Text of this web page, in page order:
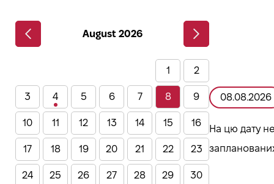
August 2026
1 2
3 4 5 6 7 8 9
10 11 12 13 14 15 16
17 18 19 20 21 22 23
24 25 26 27 28 29 30
08.08.2026
На цю дату